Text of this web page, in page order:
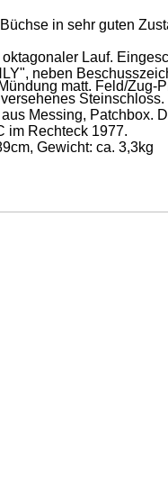
in sehr guten
Lauf.
neben
matt. Feld/Zug-
Steinschloss.
Messing, Patchbox.
im Rechteck 1977.
Gewicht: ca. 3,3kg